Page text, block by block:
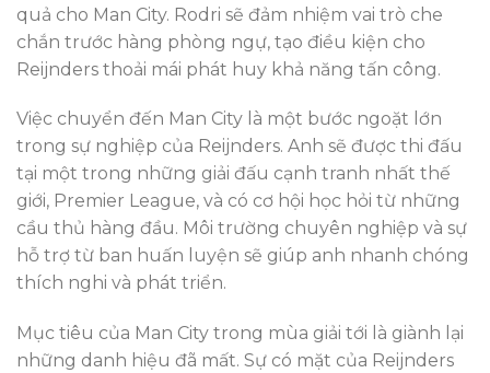
quả cho Man City. Rodri sẽ đảm nhiệm vai trò che
chắn trước hàng phòng ngự, tạo điều kiện cho
Reijnders thoải mái phát huy khả năng tấn công.
Việc chuyển đến Man City là một bước ngoặt lớn
trong sự nghiệp của Reijnders. Anh sẽ được thi đấu
tại một trong những giải đấu cạnh tranh nhất thế
giới, Premier League, và có cơ hội học hỏi từ những
cầu thủ hàng đầu. Môi trường chuyên nghiệp và sự
hỗ trợ từ ban huấn luyện sẽ giúp anh nhanh chóng
thích nghi và phát triển.
Mục tiêu của Man City trong mùa giải tới là giành lại
những danh hiệu đã mất. Sự có mặt của Reijnders